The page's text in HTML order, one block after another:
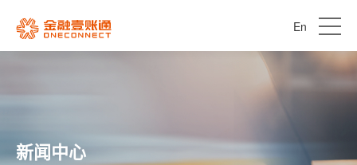
En
新闻中心